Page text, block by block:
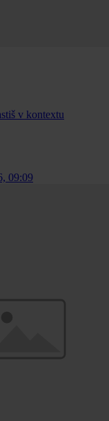
v kontextu
09:09